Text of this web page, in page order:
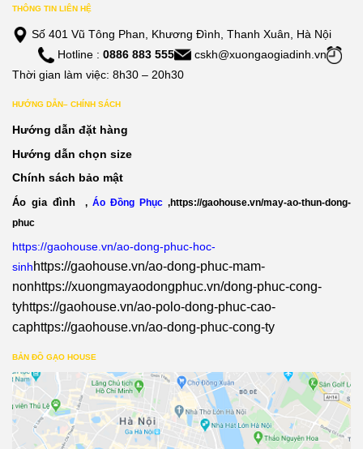
THÔNG TIN LIÊN HỆ
Số 401 Vũ Tông Phan, Khương Đình, Thanh Xuân, Hà Nội
Hotline : 0886 883 555
cskh@xuongaogiadinh.vn
Thời gian làm việc: 8h30 – 20h30
HƯỚNG DẪN– CHÍNH SÁCH
Hướng dẫn đặt hàng
Hướng dẫn chọn size
Chính sách bảo mật
Áo gia đình , Áo Đồng Phục ,https://gaohouse.vn/may-ao-thun-dong-
phuc
https://gaohouse.vn/ao-dong-phuc-hoc-
sinhhttps://gaohouse.vn/ao-dong-phuc-mam-
nonhttps://xuongmayaodongphuc.vn/dong-phuc-cong-
tyhttps://gaohouse.vn/ao-polo-dong-phuc-cao-
caphttps://gaohouse.vn/ao-dong-phuc-cong-ty
BẢN ĐỒ GẠO HOUSE